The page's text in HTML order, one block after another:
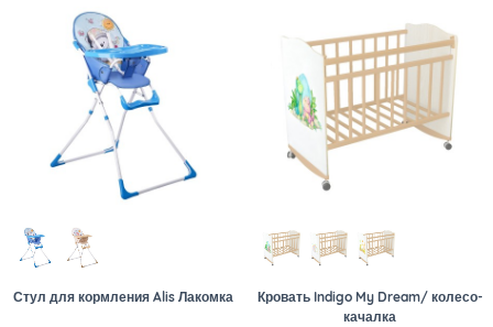
Стул для кормления Alis Лакомка
Кровать Indigo My Dream/ колесо-
качалка